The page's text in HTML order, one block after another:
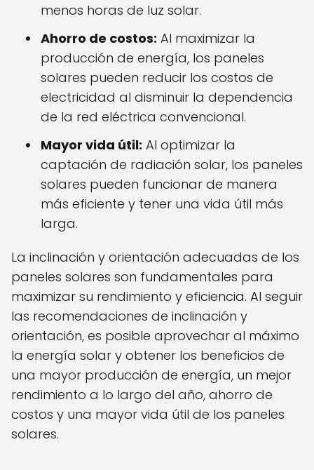
menos horas de luz solar.
Ahorro de costos: Al maximizar la
producción de energía, los paneles
solares pueden reducir los costos de
electricidad al disminuir la dependencia
de la red eléctrica convencional.
Mayor vida útil: Al optimizar la
captación de radiación solar, los paneles
solares pueden funcionar de manera
más eficiente y tener una vida útil más
larga.
La inclinación y orientación adecuadas de los
paneles solares son fundamentales para
maximizar su rendimiento y eficiencia. Al seguir
las recomendaciones de inclinación y
orientación, es posible aprovechar al máximo
la energía solar y obtener los beneficios de
una mayor producción de energía, un mejor
rendimiento a lo largo del año, ahorro de
costos y una mayor vida útil de los paneles
solares.